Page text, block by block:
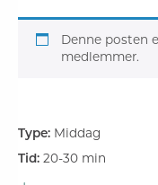
Denne posten
medlemmer.
Type: Middag
Tid: 20-30 min